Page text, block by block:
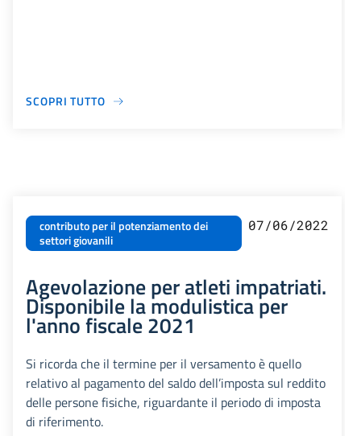
SCOPRI TUTTO
contributo per il potenziamento dei
settori giovanili
07/06/2022
Agevolazione per atleti impatriati.
Disponibile la modulistica per
l'anno fiscale 2021
Si ricorda che il termine per il versamento è quello
relativo al pagamento del saldo dell’imposta sul reddito
delle persone fisiche, riguardante il periodo di imposta
di riferimento.